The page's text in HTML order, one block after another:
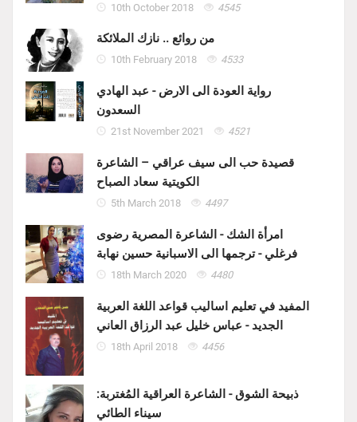
10th October 2018 4545
من روائع .. نازك الملائكة
10th February 2018 4533
رواية العودة الى الارض - عبد الهادي
السعدون
21st November 2021 4521
قصيدة حب الى سيف عراقي – الشاعرة
الكويتية سعاد الصباح
5th March 2018 4497
امرأة الشك - الشاعرة المصرية رضوى
فرغلي - ترجمها الى الاسبانية حسين نهابة
18th March 2020 4480
المفيد في تعليم اساليب قواعد اللغة العربية
الجديد - عباس خليل عبد الرزاق العاني
18th April 2018 4456
ذبيحة الشوق - الشاعرة العراقية المُغتربة:
سيناء الطائي